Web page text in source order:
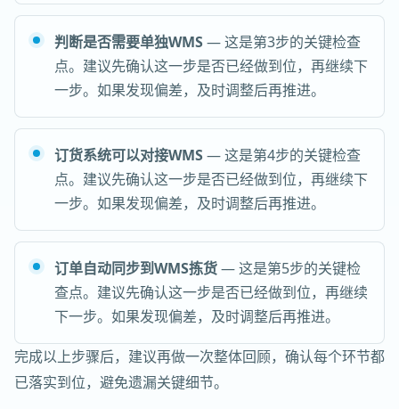
判断是否需要单独WMS— 这是第3步的关键检查
点。建议先确认这一步是否已经做到位，再继续下
一步。如果发现偏差，及时调整后再推进。
订货系统可以对接WMS— 这是第4步的关键检查
点。建议先确认这一步是否已经做到位，再继续下
一步。如果发现偏差，及时调整后再推进。
订单自动同步到WMS拣货— 这是第5步的关键检
查点。建议先确认这一步是否已经做到位，再继续
下一步。如果发现偏差，及时调整后再推进。
完成以上步骤后，建议再做一次整体回顾，确认每个环节都
已落实到位，避免遗漏关键细节。